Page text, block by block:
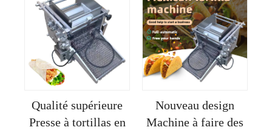
tortillas
Qualité supérieure
Presse à tortillas en
Nouveau design
Machine à faire des